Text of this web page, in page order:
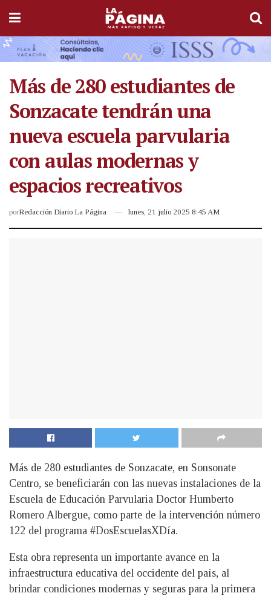
Más de 280 estudiantes de
Sonzacate tendrán una
nueva escuela parvularia
con aulas modernas y
espacios recreativos
porRedacción Diario La Página lunes, 21 julio 2025 8:45 AM
Más de 280 estudiantes de Sonzacate, en Sonsonate
Centro, se beneficiarán con las nuevas instalaciones de la
Escuela de Educación Parvularia Doctor Humberto
Romero Albergue, como parte de la intervención número
122 del programa #DosEscuelasXDía.
Esta obra representa un importante avance en la
infraestructura educativa del occidente del país, al
brindar condiciones modernas y seguras para la primera